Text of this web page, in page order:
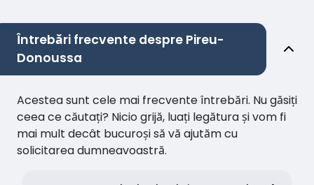
Întrebări frecvente despre Pireu-
Donoussa
Acestea sunt cele mai frecvente întrebări. Nu găsiți
ceea ce căutați? Nicio grijă, luați legătura și vom fi
mai mult decât bucuroși să vă ajutăm cu
solicitarea dumneavoastră.